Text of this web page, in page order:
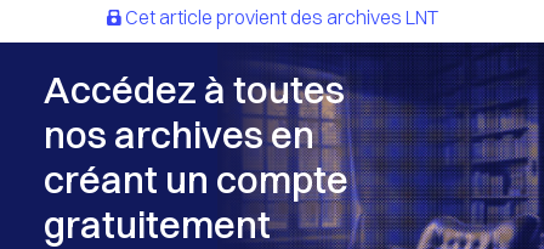
Cet article provient des archives LNT
Accédez à toutes
nos archives en
créant un compte
gratuitement